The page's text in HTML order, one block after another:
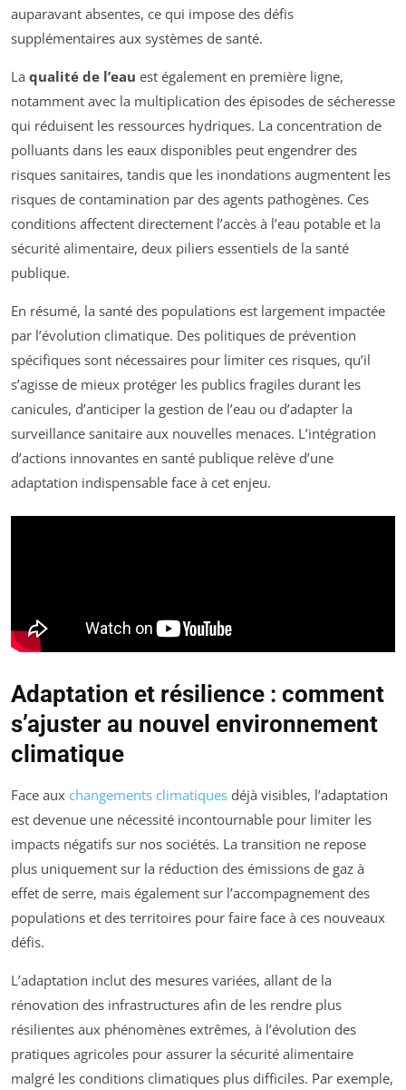
auparavant absentes, ce qui impose des défis
supplémentaires aux systèmes de santé.
La qualité de l’eau est également en première ligne,
notamment avec la multiplication des épisodes de sécheresse
qui réduisent les ressources hydriques. La concentration de
polluants dans les eaux disponibles peut engendrer des
risques sanitaires, tandis que les inondations augmentent les
risques de contamination par des agents pathogènes. Ces
conditions affectent directement l’accès à l’eau potable et la
sécurité alimentaire, deux piliers essentiels de la santé
publique.
En résumé, la santé des populations est largement impactée
par l’évolution climatique. Des politiques de prévention
spécifiques sont nécessaires pour limiter ces risques, qu’il
s’agisse de mieux protéger les publics fragiles durant les
canicules, d’anticiper la gestion de l’eau ou d’adapter la
surveillance sanitaire aux nouvelles menaces. L’intégration
d’actions innovantes en santé publique relève d’une
adaptation indispensable face à cet enjeu.
Adaptation et résilience : comment
s’ajuster au nouvel environnement
climatique
Face aux changements climatiques déjà visibles, l’adaptation
est devenue une nécessité incontournable pour limiter les
impacts négatifs sur nos sociétés. La transition ne repose
plus uniquement sur la réduction des émissions de gaz à
effet de serre, mais également sur l’accompagnement des
populations et des territoires pour faire face à ces nouveaux
défis.
L’adaptation inclut des mesures variées, allant de la
rénovation des infrastructures afin de les rendre plus
résilientes aux phénomènes extrêmes, à l’évolution des
pratiques agricoles pour assurer la sécurité alimentaire
malgré les conditions climatiques plus difficiles. Par exemple,